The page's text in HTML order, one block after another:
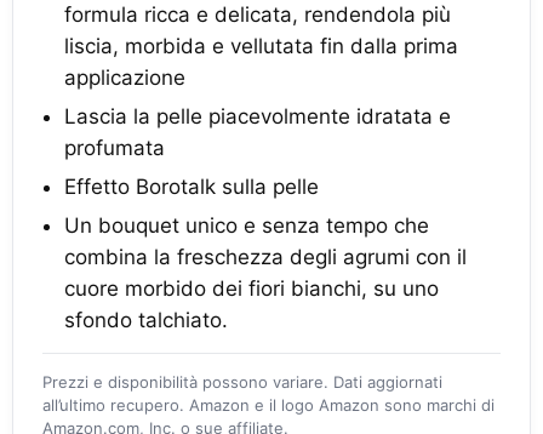
formula ricca e delicata, rendendola più
liscia, morbida e vellutata fin dalla prima
applicazione
Lascia la pelle piacevolmente idratata e
profumata
Effetto Borotalk sulla pelle
Un bouquet unico e senza tempo che
combina la freschezza degli agrumi con il
cuore morbido dei fiori bianchi, su uno
sfondo talchiato.
Prezzi e disponibilità possono variare. Dati aggiornati
all’ultimo recupero. Amazon e il logo Amazon sono marchi di
Amazon.com, Inc. o sue affiliate.